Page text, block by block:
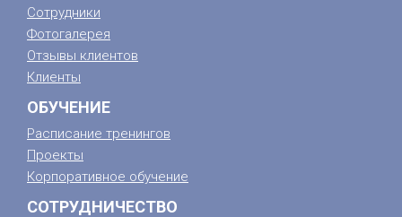
Сотрудники
Фотогалерея
Отзывы клиентов
Клиенты
ОБУЧЕНИЕ
Расписание тренингов
Проекты
Корпоративное обучение
СОТРУДНИЧЕСТВО